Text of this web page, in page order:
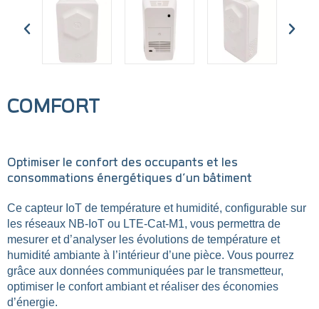
COMFORT
Optimiser le confort des occupants et les
consommations énergétiques d’un bâtiment
Ce capteur IoT de température et humidité, configurable sur
les réseaux NB-IoT ou LTE-Cat-M1, vous permettra de
mesurer et d’analyser les évolutions de température et
humidité ambiante à l’intérieur d’une pièce. Vous pourrez
grâce aux données communiquées par le transmetteur,
optimiser le confort ambiant et réaliser des économies
d’énergie.